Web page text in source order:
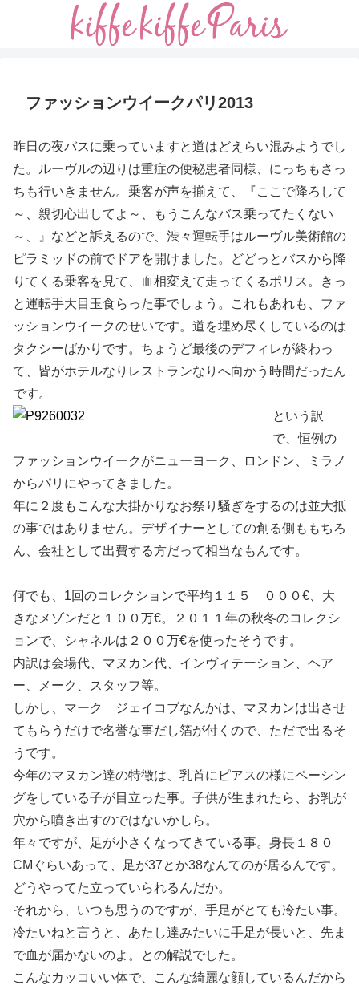
ファッションウイークパリ2013
昨日の夜バスに乗っていますと道はどえらい混みようでし
た。ルーヴルの辺りは重症の便秘患者同様、にっちもさっ
ちも行いきません。乗客が声を揃えて、『ここで降ろして
～、親切心出してよ～、もうこんなバス乗ってたくない
～、』などと訴えるので、渋々運転手はルーヴル美術館の
ピラミッドの前でドアを開けました。どどっとバスから降
りてくる乗客を見て、血相変えて走ってくるポリス。きっ
と運転手大目玉食らった事でしょう。これもあれも、ファ
ッションウイークのせいです。道を埋め尽くしているのは
タクシーばかりです。ちょうど最後のデフィレが終わっ
て、皆がホテルなりレストランなりへ向かう時間だったん
です。
という訳
で、恒例の
ファッションウイークがニューヨーク、ロンドン、ミラノ
からパリにやってきました。
年に２度もこんな大掛かりなお祭り騒ぎをするのは並大抵
の事ではありません。デザイナーとしての創る側ももちろ
ん、会社として出費する方だって相当なもんです。
何でも、1回のコレクションで平均１１５ ０００€、大
きなメゾンだと１００万€。２０１１年の秋冬のコレクシ
ョンで、シャネルは２００万€を使ったそうです。
内訳は会場代、マヌカン代、インヴィテーション、ヘア
ー、メーク、スタッフ等。
しかし、マーク ジェイコブなんかは、マヌカンは出させ
てもらうだけで名誉な事だし箔が付くので、ただで出るそ
うです。
今年のマヌカン達の特徴は、乳首にピアスの様にペーシン
グをしている子が目立った事。子供が生まれたら、お乳が
穴から噴き出すのではないかしら。
年々ですが、足が小さくなってきている事。身長１８０
CMぐらいあって、足が37とか38なんてのが居るんです。
どうやってた立っていられるんだか。
それから、いつも思うのですが、手足がとても冷たい事。
冷たいねと言うと、あたし達みたいに手足が長いと、先ま
で血が届かないのよ。との解説でした。
こんなカッコいい体で、こんな綺麗な顔しているんだから